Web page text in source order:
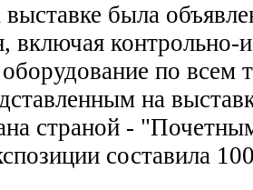
выставке была
включая контрольно-
по всем
на
страной -
составила